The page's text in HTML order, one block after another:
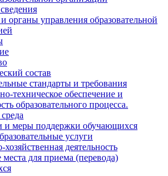
органы управления образовательной
состав
стандарты и требования
техническое обеспечение и
образовательного процесса.
и меры поддержки обучающихся
услуги
деятельность
для приема (перевода)